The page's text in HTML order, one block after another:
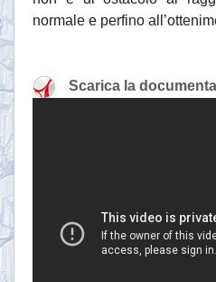
normale e perfino
Scarica la